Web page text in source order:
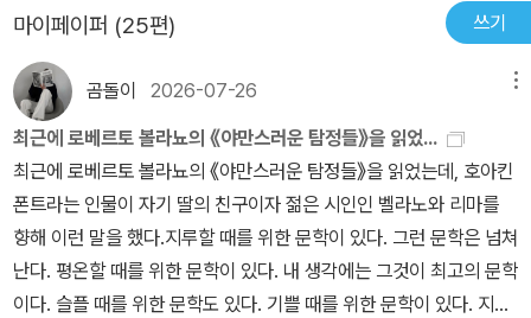
자를 등장시켜 이미 죽은 사람들을 얼기설기 꿰매 한 생명체를 만든
바 있으나, 이 새로운 생명체는 자기 번식 본성 또는 세상에 오직 혼자
라는 외로움에 절망해 결국 극지방의 얼음나라로 향하는 운명이었으
나, 러브크래프트가 만든 새로운 생명은 이것과 조금 다르다. 모두 열
세 작품을 다 소개할 수 없어 <시체를 되살리는 허버트 웨스트>만 예
로 하여 <프랑켄슈타인>을 소환했던 바, 이 작가는 죽음의 본질과 죽
음을 인위적으로 극복하는 방법에 대한 가설을 세운 한 똑똑한 의과
대학생이, 생명이란 근본적으로 기계작용에 의한 현상이란 전제, 즉
대단히 유물론적인 입장에서 시체를 소생시킬 수 있는 약물 개발을
하는 과정과 결과를 섬뜩하게 묘사하고 있다. 의과대학생 허버트 웨
행과 비탄이 내리리라. 영원히 네게 거하리라! ......운글...... 운글......
르르르..... 크크크...... (98) 어린 시절의 기억을 돌이키면 오로지 슬
픔과 공포만이 떠오르는 이는 불행하다. 갈색의 벽걸이 천과 케케묵
은 책들로 온통 둘러싸인 음울한 방에서 보낸 고독한 시간을, 혹은 덩
굴에 칭칭 휘감긴 나무들의 뒤틀린 가지가 고요히 일렁이는 황혼 녘
의 숲을 바라보며 두려움에 젖었던 시간을 되돌아보는 이는 비참하
다. 신이 내게 준 몫은 그만큼이었다. 나는 망연했고, 좌절했으며, 무
기력했고, 낙담했다. 그러나 지금은 이상하게도 마음이 편안하다. 또
다른 삶으로 넘어가고 싶은 충동이 들 때면 그 시절의 말라붙은 기억
마이페이퍼 (25편) 쓰기
곰돌이 2026-07-26
최근에 로베르토 볼라뇨의 《야만스러운 탐정들》을 읽었...
최근에 로베르토 볼라뇨의 《야만스러운 탐정들》을 읽었는데, 호아킨
폰트라는 인물이 자기 딸의 친구이자 젊은 시인인 벨라노와 리마를
향해 이런 말을 했다.지루할 때를 위한 문학이 있다. 그런 문학은 넘쳐
난다. 평온할 때를 위한 문학이 있다. 내 생각에는 그것이 최고의 문학
이다. 슬플 때를 위한 문학도 있다. 기쁠 때를 위한 문학이 있다. 지식